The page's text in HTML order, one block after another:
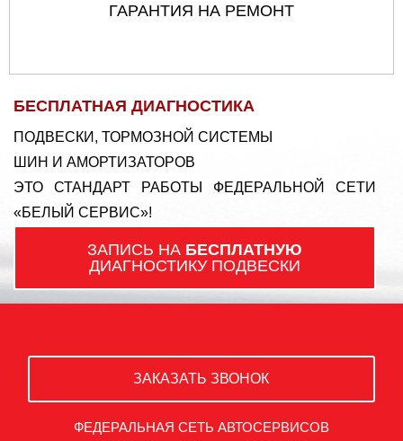
ГАРАНТИЯ НА РЕМОНТ
БЕСПЛАТНАЯ ДИАГНОСТИКА
ПОДВЕСКИ, ТОРМОЗНОЙ СИСТЕМЫ
ШИН И АМОРТИЗАТОРОВ
ЭТО СТАНДАРТ РАБОТЫ ФЕДЕРАЛЬНОЙ СЕТИ
«БЕЛЫЙ СЕРВИС»!
ЗАПИСЬ НА БЕСПЛАТНУЮ
ДИАГНОСТИКУ ПОДВЕСКИ
ЗАКАЗАТЬ ЗВОНОК
ФЕДЕРАЛЬНАЯ СЕТЬ АВТОСЕРВИСОВ